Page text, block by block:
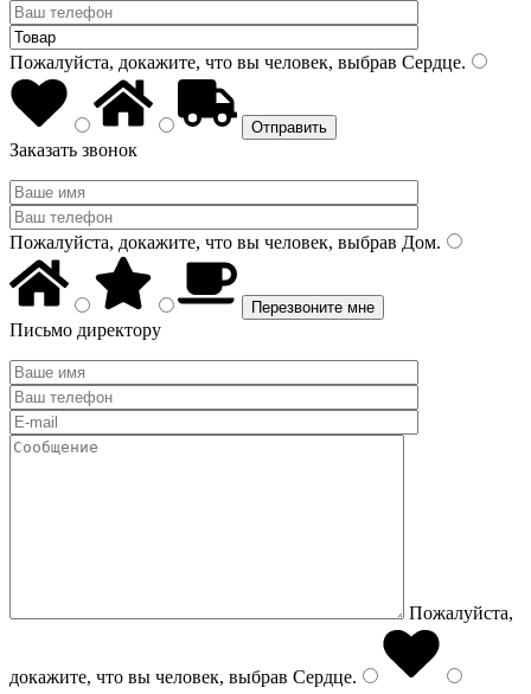
Пожалуйста, докажите, что вы человек, выбрав Сердце.
Заказать звонок
Пожалуйста, докажите, что вы человек, выбрав Дом.
Письмо директору
Пожалуйста,
докажите, что вы человек, выбрав Сердце.